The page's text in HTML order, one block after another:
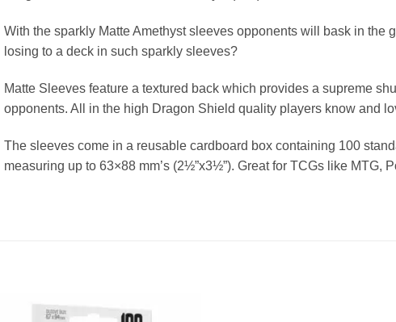
With the sparkly Matte Amethyst sleeves opponents will bask in the
losing to a deck in such sparkly sleeves?
Matte Sleeves feature a textured back which provides a supreme
opponents. All in the high Dragon Shield quality players know and
The sleeves come in a reusable cardboard box containing 100
measuring up to 63×88 mm’s (2½”x3½”). Great for TCGs like MTG,